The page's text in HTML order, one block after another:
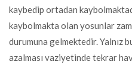
kaybedip ortadan
kaybolmakta olan yosunlar
durumuna gelmektedir. Yalnız
azalması vaziyetinde tekrar